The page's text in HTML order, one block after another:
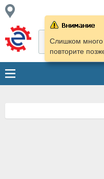
Слишком много
повторите